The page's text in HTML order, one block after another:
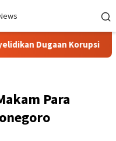
Dugaan Korupsi Dana
Para